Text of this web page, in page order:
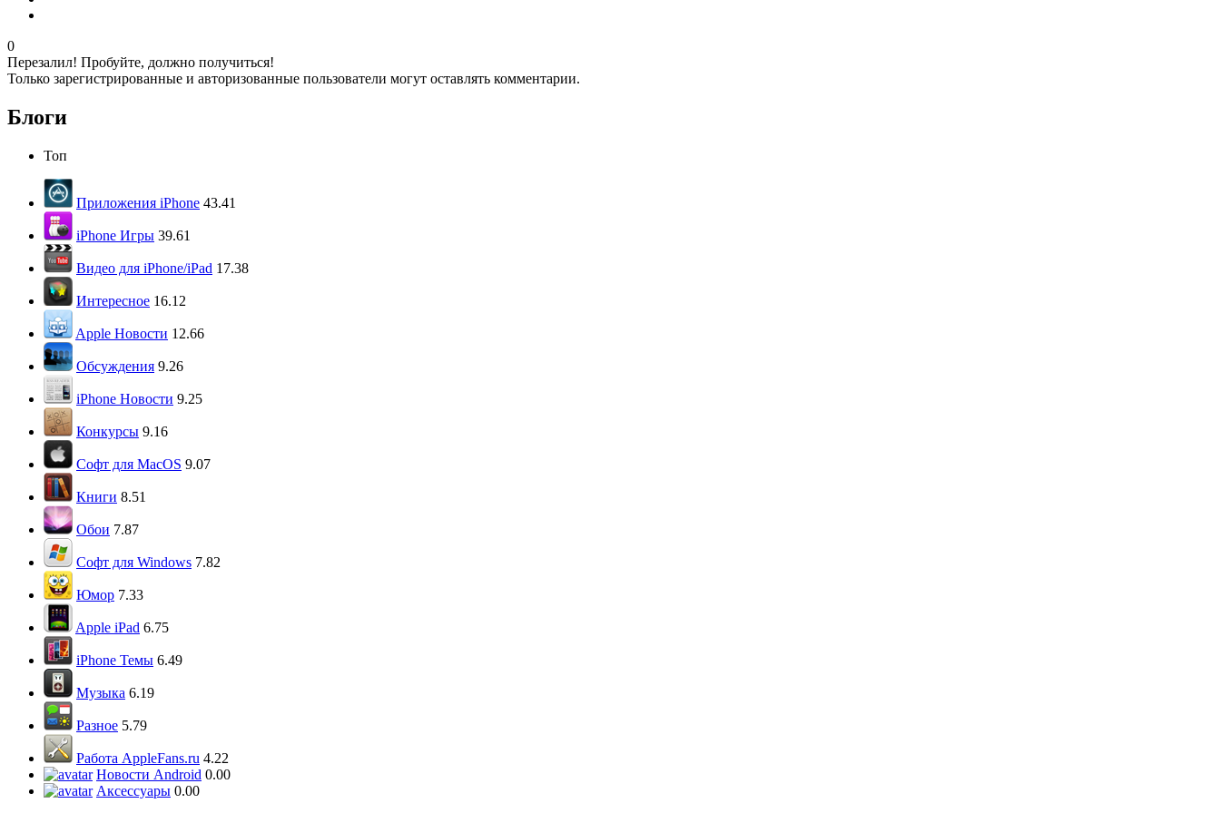
0
Перезалил! Пробуйте, должно получиться!
Только зарегистрированные и авторизованные пользователи могут оставлять комментарии.
Блоги
Топ
Приложения iPhone 43.41
iPhone Игры 39.61
Видео для iPhone/iPad 17.38
Интересное 16.12
Apple Новости 12.66
Обсуждения 9.26
iPhone Новости 9.25
Конкурсы 9.16
Софт для MacOS 9.07
Книги 8.51
Обои 7.87
Софт для Windows 7.82
Юмор 7.33
Apple iPad 6.75
iPhone Темы 6.49
Музыка 6.19
Разное 5.79
Работа AppleFans.ru 4.22
Новости Android 0.00
Аксессуары 0.00